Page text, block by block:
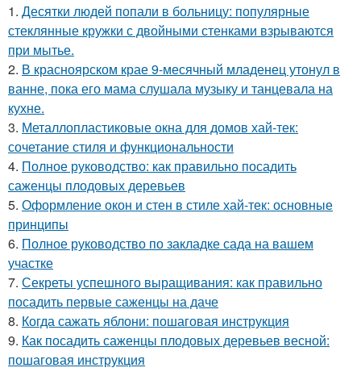
1. Десятки людей попали в больницу: популярные
стеклянные кружки с двойными стенками взрываются
при мытье.
2. В красноярском крае 9-месячный младенец утонул в
ванне, пока его мама слушала музыку и танцевала на
кухне.
3. Металлопластиковые окна для домов хай-тек:
сочетание стиля и функциональности
4. Полное руководство: как правильно посадить
саженцы плодовых деревьев
5. Оформление окон и стен в стиле хай-тек: основные
принципы
6. Полное руководство по закладке сада на вашем
участке
7. Секреты успешного выращивания: как правильно
посадить первые саженцы на даче
8. Когда сажать яблони: пошаговая инструкция
9. Как посадить саженцы плодовых деревьев весной:
пошаговая инструкция